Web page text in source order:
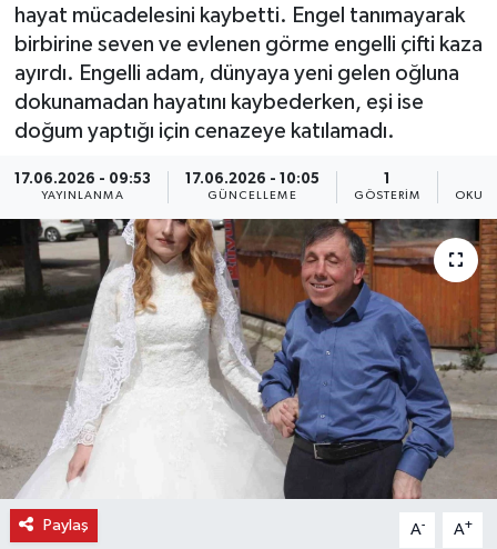
hayat mücadelesini kaybetti. Engel tanımayarak
birbirine seven ve evlenen görme engelli çifti kaza
ayırdı. Engelli adam, dünyaya yeni gelen oğluna
dokunamadan hayatını kaybederken, eşi ise
doğum yaptığı için cenazeye katılamadı.
17.06.2026 - 09:53
YAYINLANMA
17.06.2026 - 10:05
GÜNCELLEME
1
GÖSTERIM
Paylaş A- A+